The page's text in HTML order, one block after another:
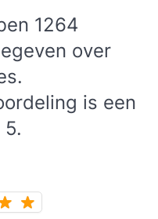
1264
over
is een